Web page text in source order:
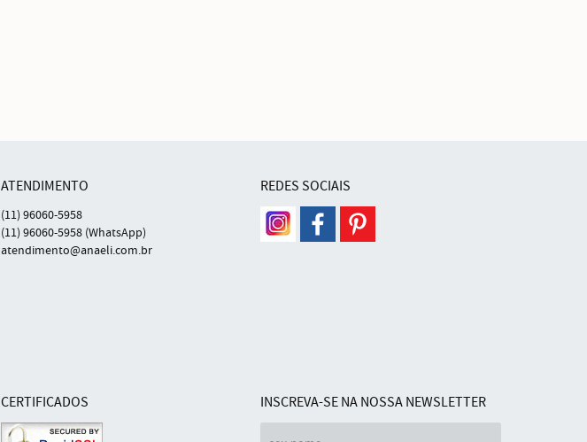
ATENDIMENTO
(11) 96060-5958
(11) 96060-5958 (WhatsApp)
atendimento@anaeli.com.br
REDES SOCIAIS
CERTIFICADOS INSCREVA-SE NA NOSSA NEWSLETTER